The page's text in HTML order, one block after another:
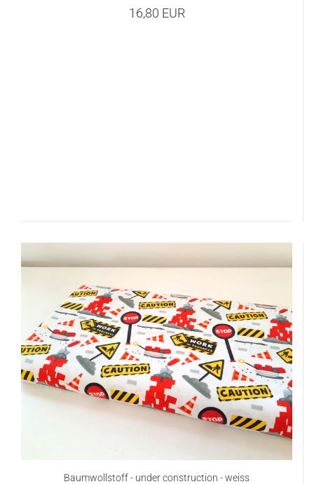
16,80 EUR
Baumwollstoff - under construction - weiss